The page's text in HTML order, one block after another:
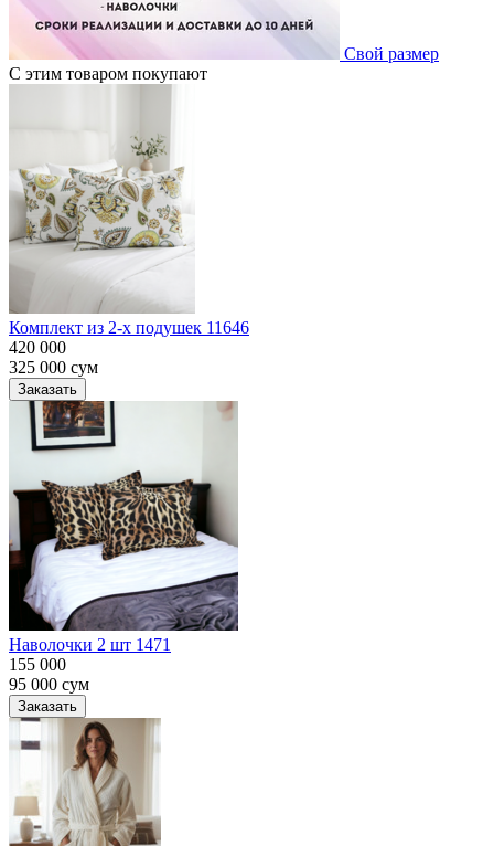
Свой размер
С этим товаром покупают
Комплект из 2-х подушек 11646
420 000
325 000 сум
Заказать
Наволочки 2 шт 1471
155 000
95 000 сум
Заказать